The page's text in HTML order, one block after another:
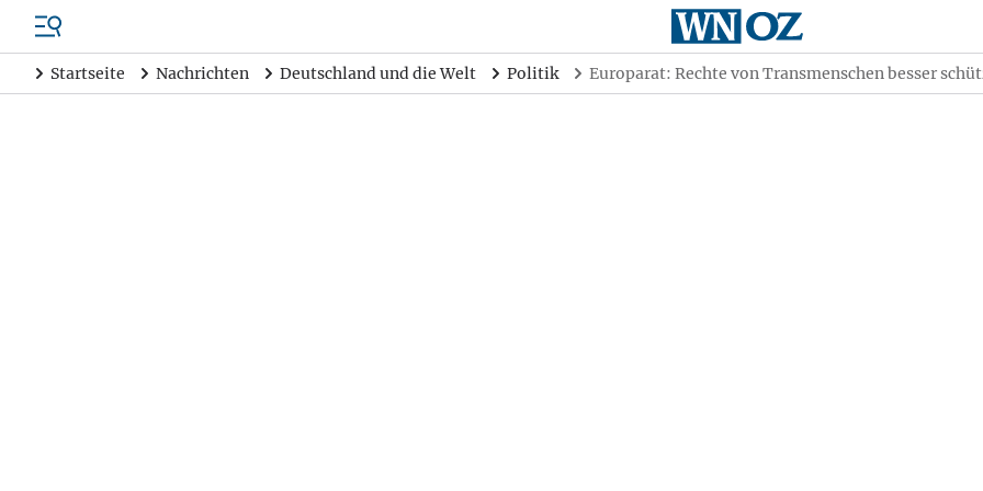
Startseite Nachrichten Deutschland und die Welt Politik Europarat: Rechte von Transmenschen besser